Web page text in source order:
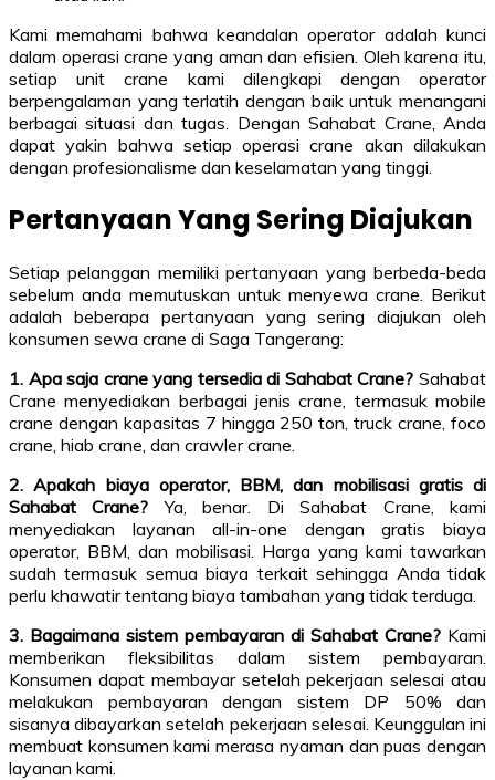
Kami memahami bahwa keandalan operator adalah kunci
dalam operasi crane yang aman dan efisien. Oleh karena itu,
setiap unit crane kami dilengkapi dengan operator
berpengalaman yang terlatih dengan baik untuk menangani
berbagai situasi dan tugas. Dengan Sahabat Crane, Anda
dapat yakin bahwa setiap operasi crane akan dilakukan
dengan profesionalisme dan keselamatan yang tinggi.
Pertanyaan Yang Sering Diajukan
Setiap pelanggan memiliki pertanyaan yang berbeda-beda
sebelum anda memutuskan untuk menyewa crane. Berikut
adalah beberapa pertanyaan yang sering diajukan oleh
konsumen sewa crane di Saga Tangerang:
1. Apa saja crane yang tersedia di Sahabat Crane? Sahabat
Crane menyediakan berbagai jenis crane, termasuk mobile
crane dengan kapasitas 7 hingga 250 ton, truck crane, foco
crane, hiab crane, dan crawler crane.
2. Apakah biaya operator, BBM, dan mobilisasi gratis di
Sahabat Crane? Ya, benar. Di Sahabat Crane, kami
menyediakan layanan all-in-one dengan gratis biaya
operator, BBM, dan mobilisasi. Harga yang kami tawarkan
sudah termasuk semua biaya terkait sehingga Anda tidak
perlu khawatir tentang biaya tambahan yang tidak terduga.
3. Bagaimana sistem pembayaran di Sahabat Crane? Kami
memberikan fleksibilitas dalam sistem pembayaran.
Konsumen dapat membayar setelah pekerjaan selesai atau
melakukan pembayaran dengan sistem DP 50% dan
sisanya dibayarkan setelah pekerjaan selesai. Keunggulan ini
membuat konsumen kami merasa nyaman dan puas dengan
layanan kami.